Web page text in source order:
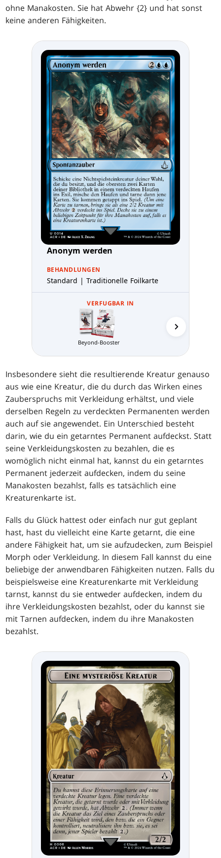
ohne Manakosten. Sie hat Abwehr {2} und hat sonst
keine anderen Fähigkeiten.
Anonym werden
BEHANDLUNGEN
Standard | Traditionelle Foilkarte
VERFUGBAR IN
Beyond-Booster
Insbesondere sieht die resultierende Kreatur genauso
aus wie eine Kreatur, die du durch das Wirken eines
Zauberspruchs mit Verkleidung erhältst, und viele
derselben Regeln zu verdeckten Permanenten werden
auch auf sie angewendet. Ein Unterschied besteht
darin, wie du ein getarntes Permanent aufdeckst. Statt
seine Verkleidungskosten zu bezahlen, die es
womöglich nicht einmal hat, kannst du ein getarntes
Permanent jederzeit aufdecken, indem du seine
Manakosten bezahlst, falls es tatsächlich eine
Kreaturenkarte ist.
Falls du Glück hattest oder einfach nur gut geplant
hast, hast du vielleicht eine Karte getarnt, die eine
andere Fähigkeit hat, um sie aufzudecken, zum Beispiel
Morph oder Verkleidung. In diesem Fall kannst du eine
beliebige der anwendbaren Fähigkeiten nutzen. Falls du
beispielsweise eine Kreaturenkarte mit Verkleidung
tarnst, kannst du sie entweder aufdecken, indem du
ihre Verkleidungskosten bezahlst, oder du kannst sie
mit Tarnen aufdecken, indem du ihre Manakosten
bezahlst.